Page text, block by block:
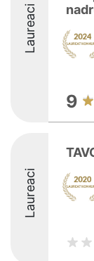
Laureaci
9
Laureaci